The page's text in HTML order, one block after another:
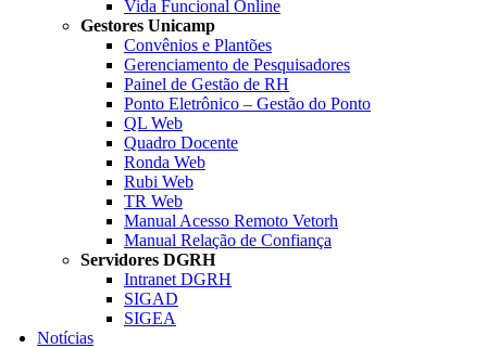
Vida Funcional Online
Gestores Unicamp
Convênios e Plantões
Gerenciamento de Pesquisadores
Painel de Gestão de RH
Ponto Eletrônico – Gestão do Ponto
QL Web
Quadro Docente
Ronda Web
Rubi Web
TR Web
Manual Acesso Remoto Vetorh
Manual Relação de Confiança
Servidores DGRH
Intranet DGRH
SIGAD
SIGEA
Notícias